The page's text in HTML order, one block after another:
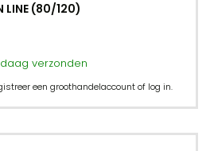
LINE (80/120)
verzonden
een groothandelaccount of log in.